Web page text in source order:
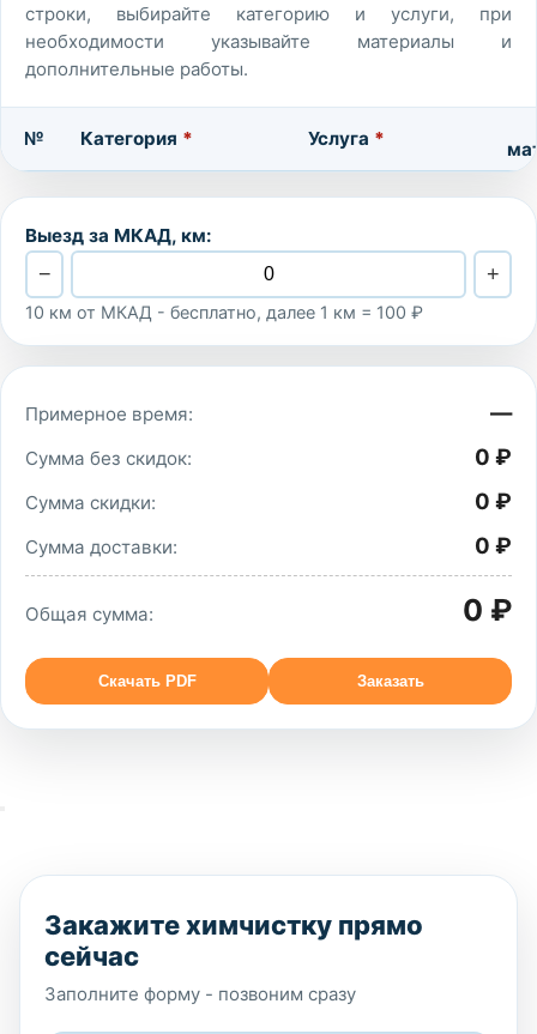
строки, выбирайте категорию и услуги, при
необходимости указывайте материалы и
дополнительные работы.
№ Категория * Услуга *
Выезд за МКАД, км:
− +
10 км от МКАД - бесплатно, далее 1 км = 100 ₽
Примерное время: —
Сумма без скидок: 0 ₽
Сумма скидки: 0 ₽
Сумма доставки: 0 ₽
Общая сумма: 0 ₽
Скачать PDF Заказать
Закажите химчистку прямо
сейчас
Заполните форму - позвоним сразу